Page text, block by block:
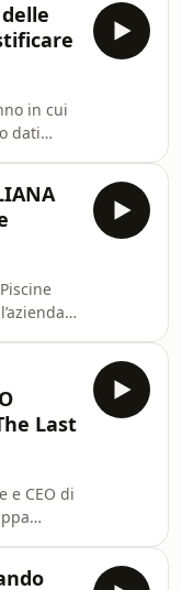
deadline
il
delle
in cui
dati
e
nata
dalle
nuovi
Last
e CEO di